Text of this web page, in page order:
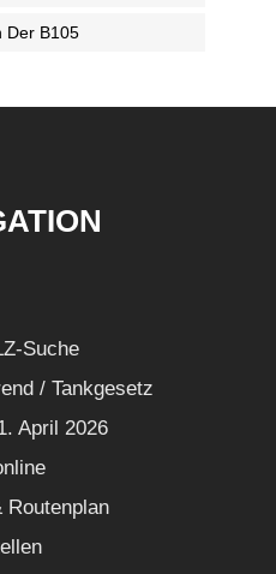
Der B105
Suche
/ Tankgesetz
April 2026
Routenplan